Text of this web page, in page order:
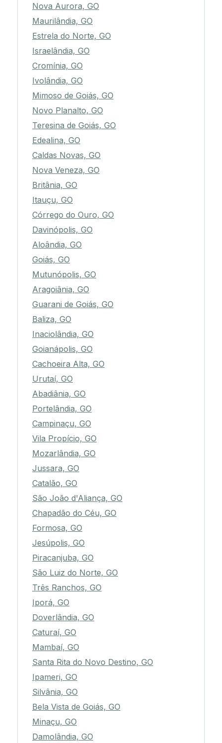
Nova Aurora, GO
Maurilândia, GO
Estrela do Norte, GO
Israelândia, GO
Cromínia, GO
Ivolândia, GO
Mimoso de Goiás, GO
Novo Planalto, GO
Teresina de Goiás, GO
Edealina, GO
Caldas Novas, GO
Nova Veneza, GO
Britânia, GO
Itauçu, GO
Córrego do Ouro, GO
Davinópolis, GO
Aloândia, GO
Goiás, GO
Mutunópolis, GO
Aragoiânia, GO
Guarani de Goiás, GO
Baliza, GO
Inaciolândia, GO
Goianápolis, GO
Cachoeira Alta, GO
Urutaí, GO
Abadiânia, GO
Portelândia, GO
Campinaçu, GO
Vila Propício, GO
Mozarlândia, GO
Jussara, GO
Catalão, GO
São João d'Aliança, GO
Chapadão do Céu, GO
Formosa, GO
Jesúpolis, GO
Piracanjuba, GO
São Luiz do Norte, GO
Três Ranchos, GO
Iporá, GO
Doverlândia, GO
Caturaí, GO
Mambaí, GO
Santa Rita do Novo Destino, GO
Ipameri, GO
Silvânia, GO
Bela Vista de Goiás, GO
Minaçu, GO
Damolândia, GO